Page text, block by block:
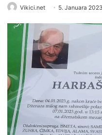
Vikici.net 5. Januara